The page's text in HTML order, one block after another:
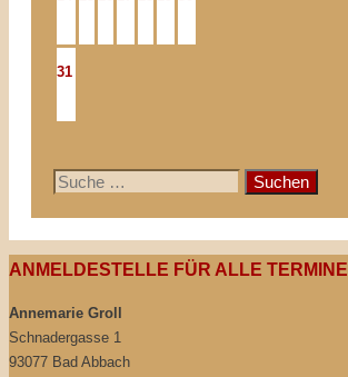
31
Suche
ANMELDESTELLE FÜR ALLE TERMINE
Annemarie Groll
Schnadergasse 1
93077 Bad Abbach